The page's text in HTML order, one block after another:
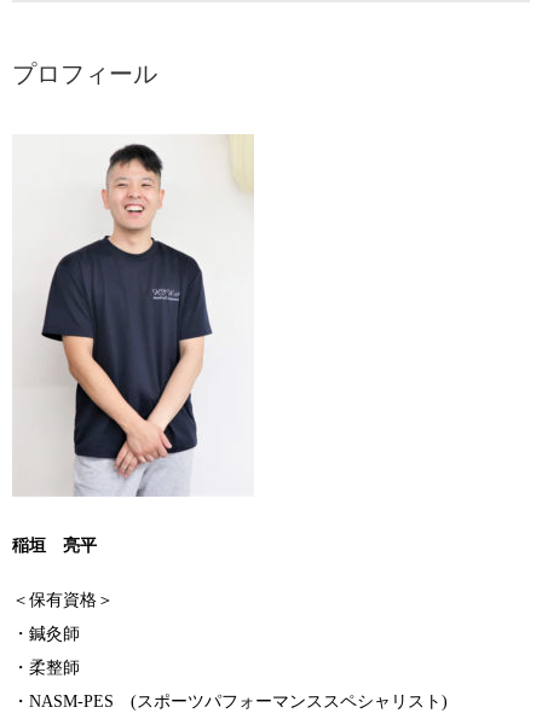
プロフィール
稲垣 亮平
＜保有資格＞
・鍼灸師
・柔整師
・NASM-PES (スポーツパフォーマンススペシャリスト)